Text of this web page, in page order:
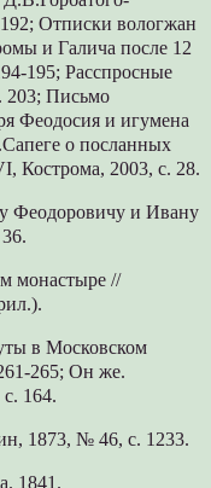
Отписки вологжан
и Галича после 12
195; Расспросные
203; Письмо
Феодосия и игумена
о посланных
Кострома, 2003, с. 28.
Феодоровичу и Ивану
монастыре //
в Московском
265; Он же.
164.
1873, № 46, с. 1233.
1841.